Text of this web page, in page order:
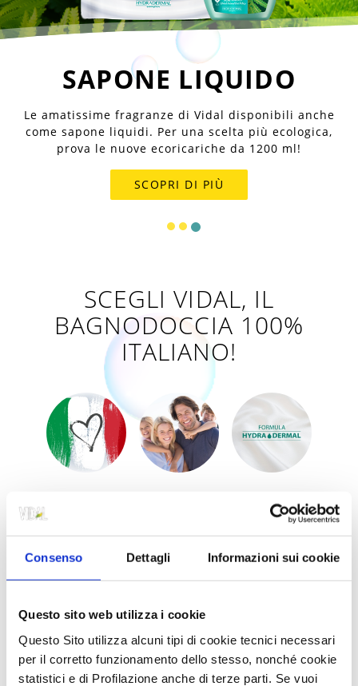
Consenso Dettagli Informazioni sui cookie
Questo sito web utilizza i cookie
Questo Sito utilizza alcuni tipi di cookie tecnici necessari
per il corretto funzionamento dello stesso, nonché cookie
statistici e di Profilazione anche di terze parti. Se vuoi
SAPONE LIQUIDO
Le amatissime fragranze di Vidal disponibili anche
come sapone liquidi. Per una scelta più ecologica,
prova le nuove ecoricariche da 1200 ml!
SCOPRI DI PIÙ
SCEGLI VIDAL, IL
BAGNODOCCIA 100%
ITALIANO!
Nato nel 1900 dall’intuizione di un
profumiere veneziano, Vidal
mantiene tuttora la sua intera
produzione in Italia. Innovazione,
esigenze di tutta la famiglia: sono
solo alcune delle caratteristiche dei
profumatissimi prodotti Vidal, 100%
Made in Italy.